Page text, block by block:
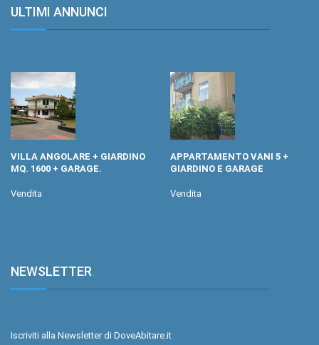
ULTIMI ANNUNCI.
VILLA ANGOLARE + GIARDINO
MQ. 1600 + GARAGE.
Vendita
APPARTAMENTO VANI 5 +
GIARDINO E GARAGE
Vendita
NEWSLETTER.
Iscriviti alla Newsletter di DoveAbitare.it